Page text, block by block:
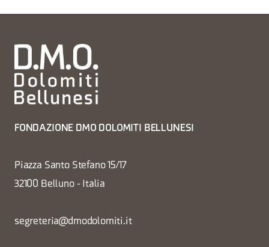
FONDAZIONE DMO DOLOMITI BELLUNESI
Piazza Santo Stefano 15/17
32100 Belluno - Italia
segreteria@dmodolomiti.it